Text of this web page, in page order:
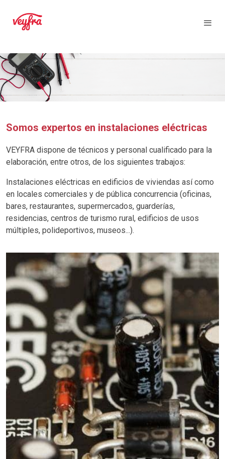
Somos expertos en instalaciones eléctricas
VEYFRA dispone de técnicos y personal cualificado para la
elaboración, entre otros, de los siguientes trabajos:
Instalaciones eléctricas en edificios de viviendas así como
en locales comerciales y de pública concurrencia (oficinas,
bares, restaurantes, supermercados, guarderías,
residencias, centros de turismo rural, edificios de usos
múltiples, polideportivos, museos...).